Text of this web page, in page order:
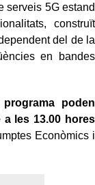
serveis 5G estand
construït
del de la
en bandes
poden
les 13.00 hores
Econòmics i